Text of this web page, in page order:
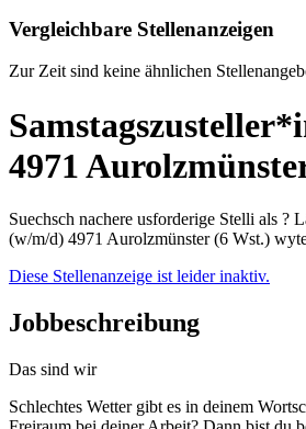
Vergleichbare Stellenanzeigen
Zur Zeit sind keine ähnlichen
4971
Suechsch nachere usforderige Stelli als ?
(w/m/d) 4971 Aurolzmünster (6 Wst.)
Diese Stellenanzeige ist leider inaktiv.
Jobbeschreibung
Das sind wir
Schlechtes Wetter gibt es in deinem